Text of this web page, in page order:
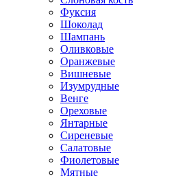
Фуксия
Шоколад
Шампань
Оливковые
Оранжевые
Вишневые
Изумрудные
Венге
Ореховые
Янтарные
Сиреневые
Салатовые
Фиолетовые
Мятные